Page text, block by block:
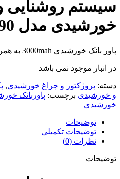
سیستم روشنایی و
خورشیدی مدل WMJ-7790
پاور بانک خورشیدی 3000mah به همراه 2 عدد چراغ cob
در انبار موجود نمی باشد
دسته: پروژکتور و چراغ خورشیدی,
و خورشیدی برچسب: پاوربانک
خورشیدی
توضیحات
توضیحات تکمیلی
نظرات (0)
توضیحات